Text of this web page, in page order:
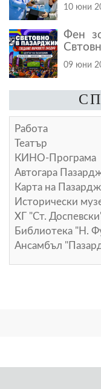
10 юни
Фен
09 юни
Работа
Театър
КИНО-Програма
Автогара
Карта на
Исторически
ХГ "Ст.
Библиотека "Н.
Ансамбъл